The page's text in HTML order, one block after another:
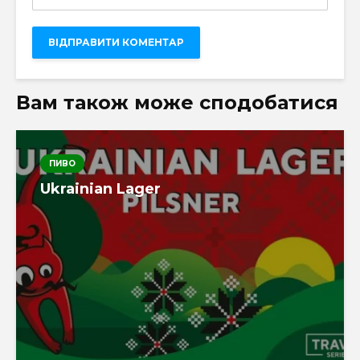
Вам також може сподобатися
ПИВО
Ukrainian Lager